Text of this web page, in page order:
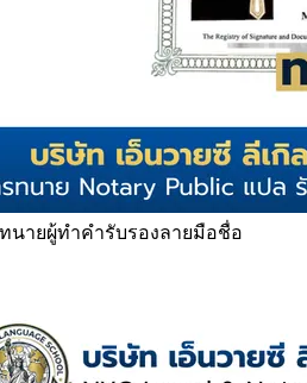
ทนายผู้ทำคำรับรองลายมือชื่อ